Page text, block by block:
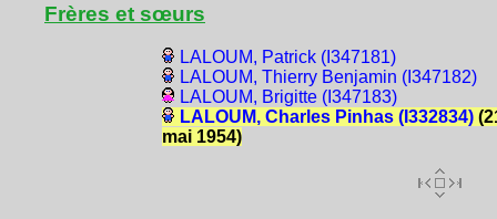
Frères et sœurs
LALOUM, Patrick (I347181)
LALOUM, Thierry Benjamin (I347182)
LALOUM, Brigitte (I347183)
LALOUM, Charles Pinhas (I332834)
mai 1954)